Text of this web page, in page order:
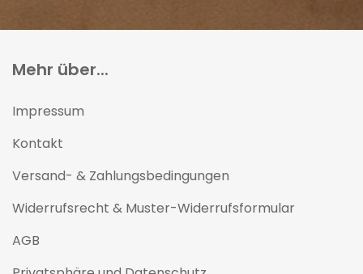
Mehr über...
Impressum
Kontakt
Versand- & Zahlungsbedingungen
Widerrufsrecht & Muster-Widerrufsformular
AGB